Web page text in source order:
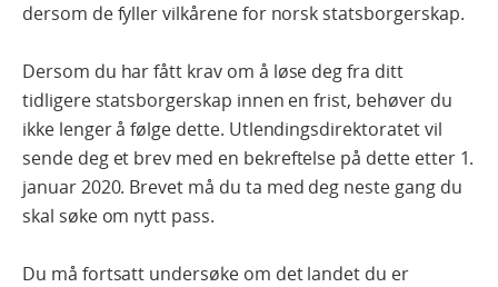
dersom de fyller vilkårene for norsk statsborgerskap.
Dersom du har fått krav om å løse deg fra ditt
tidligere statsborgerskap innen en frist, behøver du
ikke lenger å følge dette. Utlendingsdirektoratet vil
sende deg et brev med en bekreftelse på dette etter 1.
januar 2020. Brevet må du ta med deg neste gang du
skal søke om nytt pass.
Du må fortsatt undersøke om det landet du er